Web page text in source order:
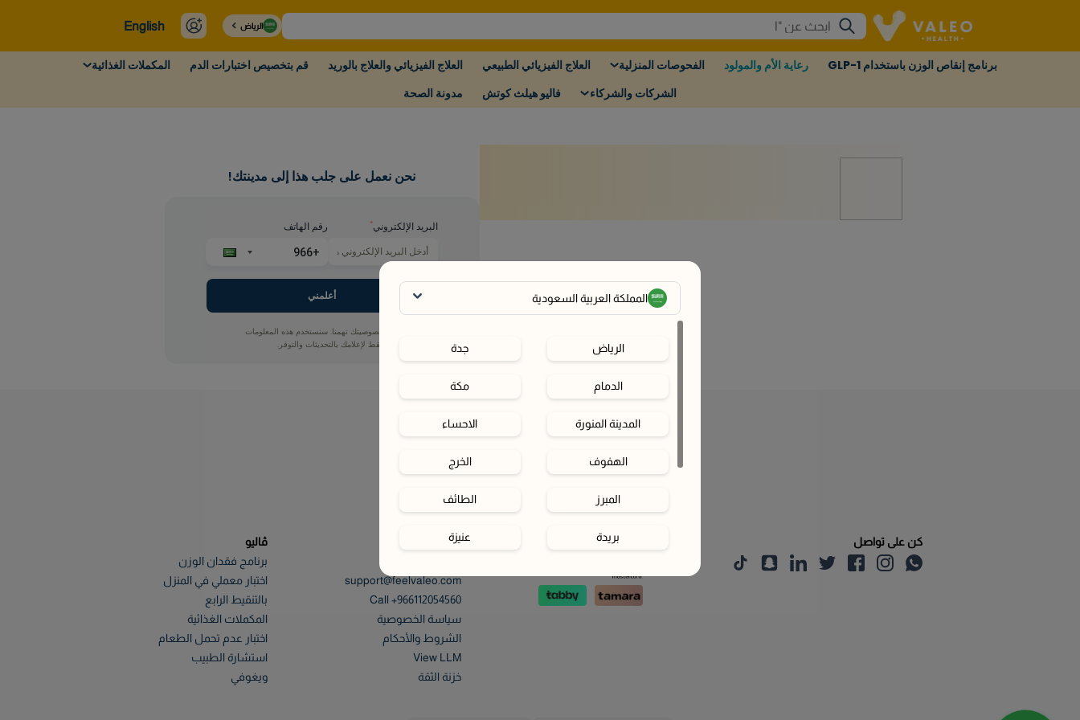
الرياض English
برنامج إنقاص الوزن باستخدام GLP-1 رعاية الأم والمولود الفحوصات المنزلية العلاج الفيزيائي الطبيعي العلاج الفيزيائي والعلاج بالوريد قم بتخصيص اختبارات الدم
المكملات الغذائية
الشركات والشركاء
فاليو هيلث كوتش مدونة الصحة
المملكة العربية السعودية
الرياض جدة
الدمام مكة
المدينة المنورة الاحساء
الهفوف‎ الخرج
المبرز الطائف
بريدة عنيزة
حائل الخبر
موقع البحر الأحمر
نحن نعمل على جلب هذا إلى مدينتك!
البريد الإلكتروني* رقم الهاتف
أعلمني
خصوصيتك تهمنا. سنستخدم هذه المعلومات
فقط لإعلامك بالتحديثات والتوفر.
ڤاليو
برنامج فقدان الوزن
اختبار معملي في المنزل
بالتنقيط الرابع
المكملات الغذائية
اختبار عدم تحمل الطعام
استشارة الطبيب
ويغوفي
من نحن
support@feelvaleo.com
Call +966112054560
سياسة الخصوصية
الشروط والأحكام
View LLM
خزنة الثقة
دفع آمن كن على تواصل